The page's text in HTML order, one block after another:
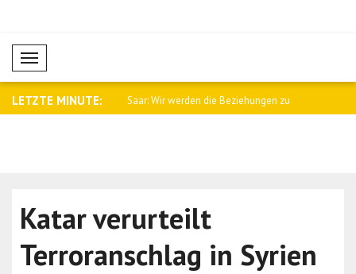
Mobil Menü
LETZTE MINUTE:
Baqaei an Saar: Wir werden die Beziehungen zu
Katar verurteilt
Terroranschlag in Syrien